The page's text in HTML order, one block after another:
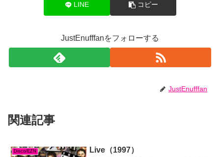
LINE コピー
JustEnufffanをフォローする
JustEnufffan
関連記事
Disco/EZN Live（1997）